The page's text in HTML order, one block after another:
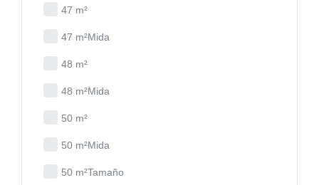
47 m²
47 m²Mida
48 m²
48 m²Mida
50 m²
50 m²Mida
50 m²Tamaño